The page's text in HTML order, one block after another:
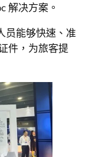
解决方案。
员能够快速、准
件，为旅客提